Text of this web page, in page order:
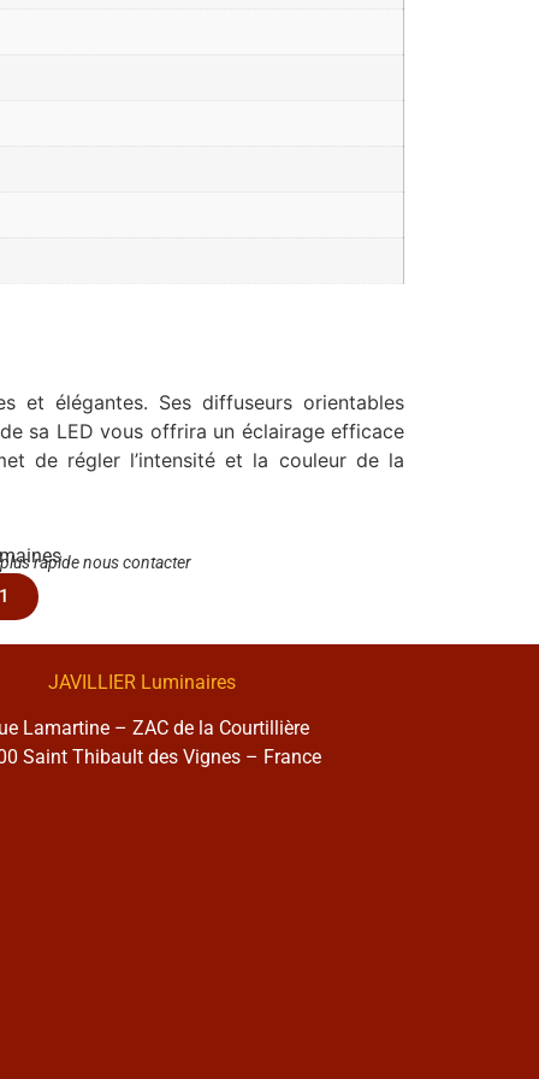
et élégantes. Ses diffuseurs orientables
sa LED vous offrira un éclairage efficace
de régler l’intensité et la couleur de la
rapide nous contacter
JAVILLIER Luminaires
Lamartine – ZAC de la Courtillière
Saint Thibault des Vignes – France